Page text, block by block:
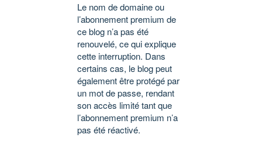
Le nom de domaine ou
l’abonnement premium de
ce blog n’a pas été
renouvelé, ce qui explique
cette interruption. Dans
certains cas, le blog peut
également être protégé par
un mot de passe, rendant
son accès limité tant que
l’abonnement premium n’a
pas été réactivé.